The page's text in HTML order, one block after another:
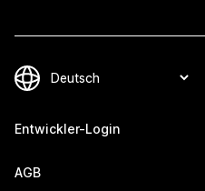
Entwickler-Login
AGB